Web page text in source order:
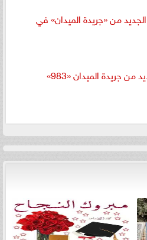
من «جريدة الميدان» في
من جريدة الميدان «983»